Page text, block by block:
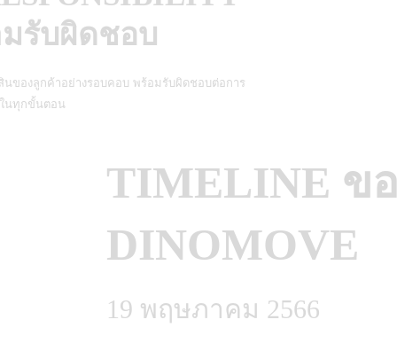
รับผิดชอบ
ของลูกค้าอย่างรอบคอบ พร้อมรับผิดชอบต่อการ
นทุกขั้นตอน
TIMELINE ข
DINOMOVE
19 พฤษภาคม 2566